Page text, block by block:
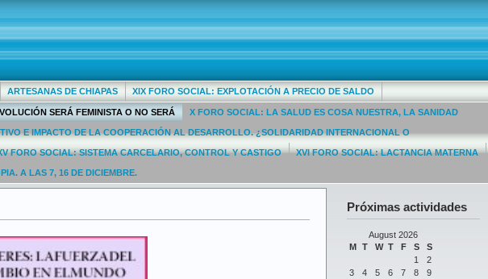
ARTESANAS DE CHIAPAS XIX FORO SOCIAL: EXPLOTACIÓN A PRECIO DE SALDO
SERÁ FEMINISTA O NO SERÁ X FORO SOCIAL: LA SALUD ES COSA NUESTRA, LA SANIDAD
E IMPACTO DE LA COOPERACIÓN AL DESARROLLO. ¿SOLIDARIDAD INTERNACIONAL O
FORO SOCIAL: SISTEMA CARCELARIO, CONTROL Y CASTIGO XVI FORO SOCIAL: LACTANCIA MATERNA
A LAS 7, 16 DE DICIEMBRE.
Próximas actividades
August 2026
M T W T F S
S
1
2
3
4 5 6 7 8
9